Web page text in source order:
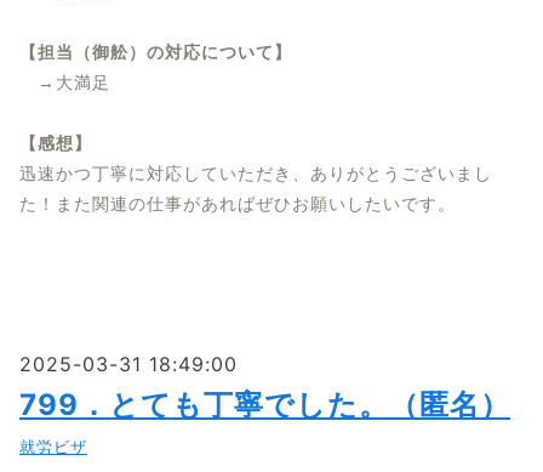
【担当（御舩）の対応について】
→大満足
【感想】
迅速かつ丁寧に対応していただき、ありがとうございまし
た！また関連の仕事があればぜひお願いしたいです。
2025-03-31 18:49:00
799．とても丁寧でした。（匿名）
就労ビザ